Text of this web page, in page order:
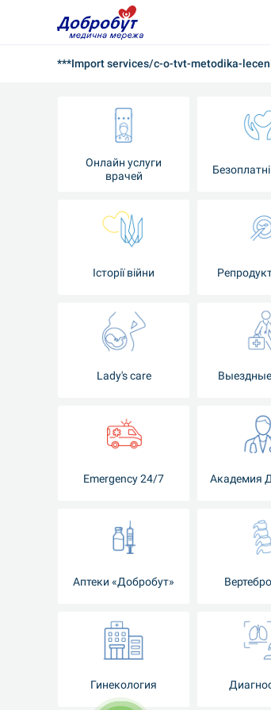
***Import services/c-o-tvt-metodika-
Онлайн услуги
врачей
Iсторії війни
Lady's care Выездные
Emergency 24/7 Академия
Аптеки «Добробут»
Гинекология